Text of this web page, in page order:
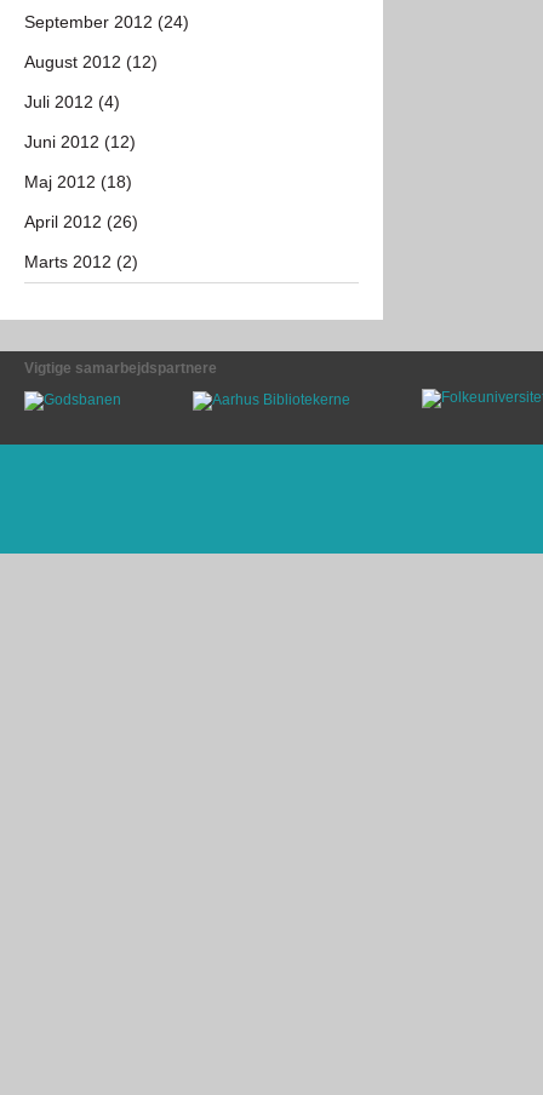
September 2012 (24)
August 2012 (12)
Juli 2012 (4)
Juni 2012 (12)
Maj 2012 (18)
April 2012 (26)
Marts 2012 (2)
Vigtige samarbejdspartnere